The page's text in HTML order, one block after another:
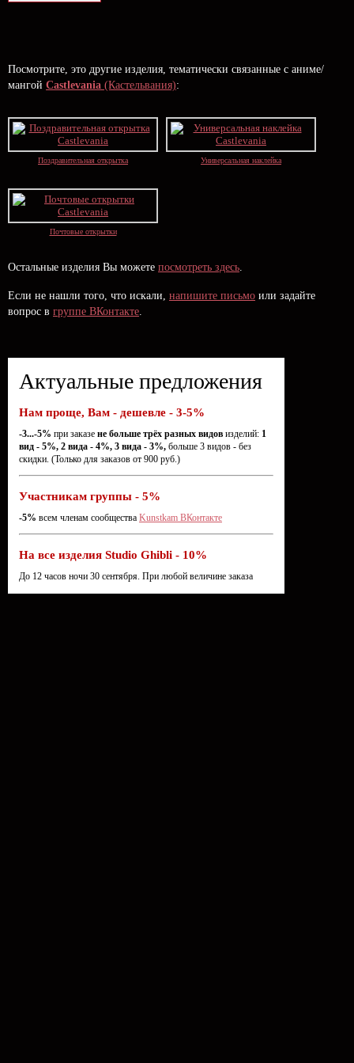
Посмотрите, это другие изделия, тематически связанные с аниме/
мангой Castlevania (Кастельвания):
Поздравительная открытка Универсальная наклейка
Почтовые открытки
Остальные изделия Вы можете посмотреть здесь.
Если не нашли того, что искали, напишите письмо или задайте
вопрос в группе ВКонтакте.
Актуальные предложения
Нам проще, Вам - дешевле - 3-5%
-3...-5% при заказе не больше трёх разных видов изделий: 1
вид - 5%, 2 вида - 4%, 3 вида - 3%, больше 3 видов - без
скидки. (Только для заказов от 900 руб.)
Участникам группы - 5%
-5% всем членам сообщества Kunstkam ВКонтакте
На все изделия Studio Ghibli - 10%
До 12 часов ночи 30 сентября. При любой величине заказа